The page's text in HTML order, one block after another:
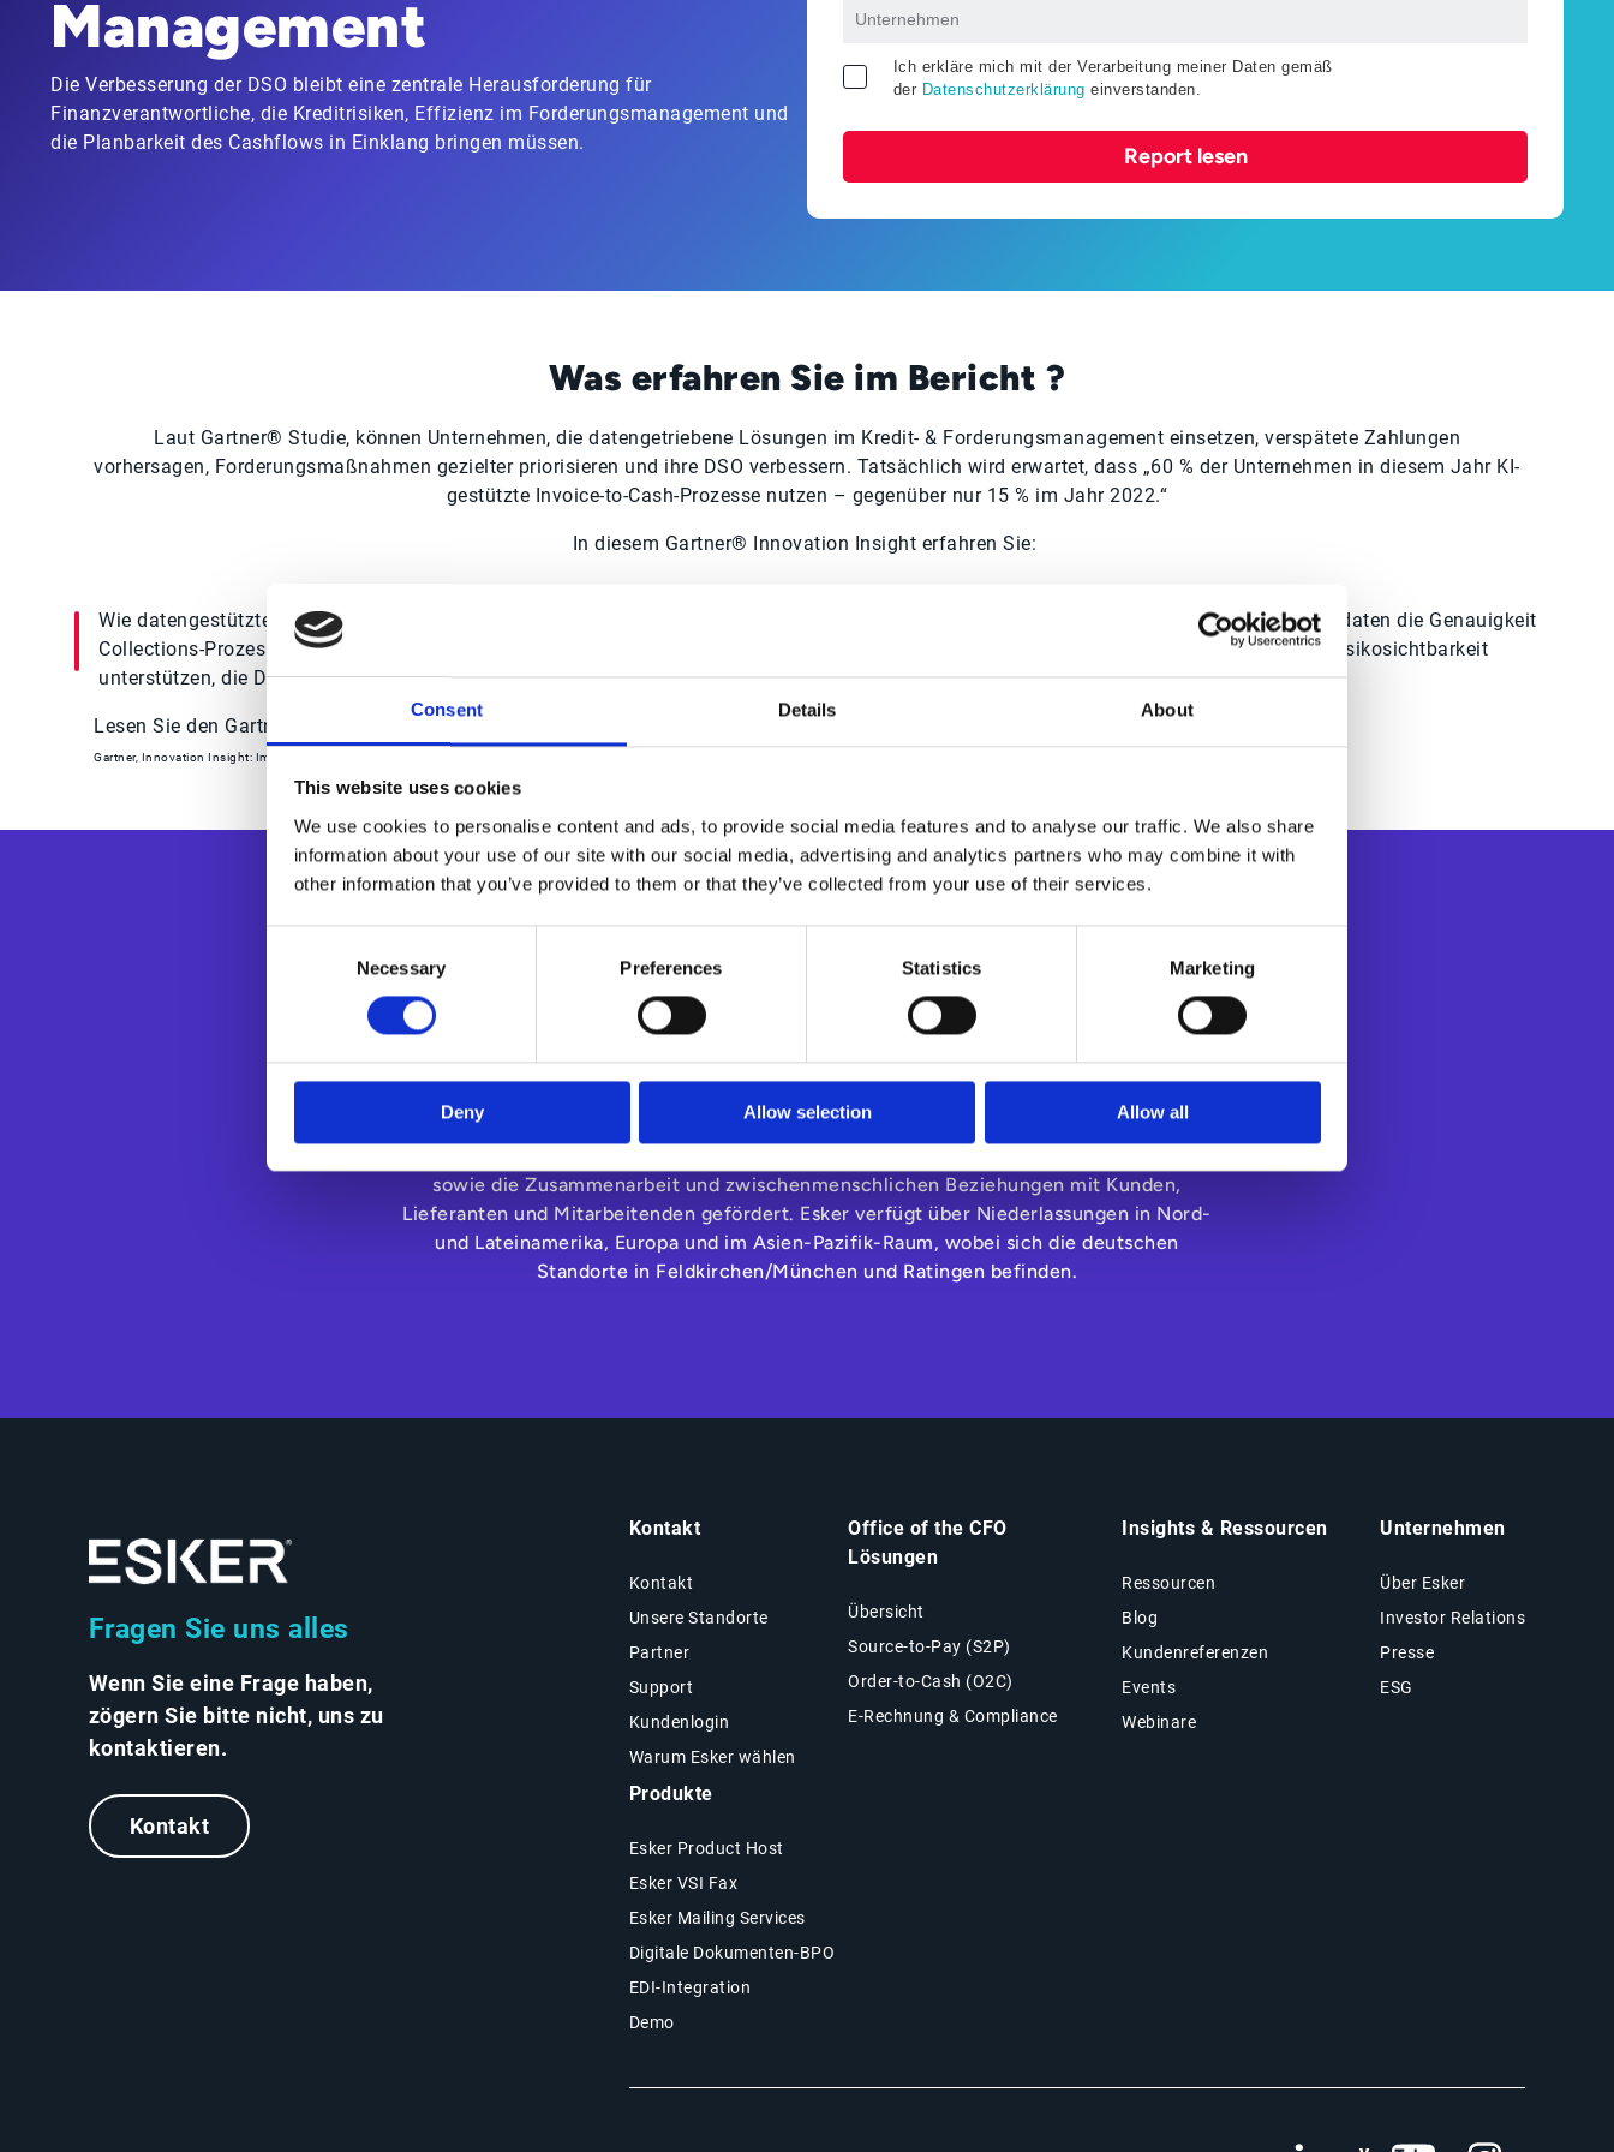
Consent Details About
This website uses cookies
We use cookies to personalise content and ads, to provide social media features and to analyse our traffic. We also share
information about your use of our site with our social media, advertising and analytics partners who may combine it with
other information that you’ve provided to them or that they’ve collected from your use of their services.
Necessary Preferences Statistics Marketing
Deny Allow selection Allow all
Management
Die Verbesserung der DSO bleibt eine zentrale Herausforderung für
Finanzverantwortliche, die Kreditrisiken, Effizienz im Forderungsmanagement und
die Planbarkeit des Cashflows in Einklang bringen müssen.
Ich erkläre mich mit der Verarbeitung meiner Daten gemäß
der Datenschutzerklärung einverstanden.
Report lesen
Was erfahren Sie im Bericht ?
Laut Gartner® Studie, können Unternehmen, die datengetriebene Lösungen im Kredit- & Forderungsmanagement einsetzen, verspätete Zahlungen
vorhersagen, Forderungsmaßnahmen gezielter priorisieren und ihre DSO verbessern. Tatsächlich wird erwartet, dass „60 % der Unternehmen in diesem Jahr KI-
gestützte Invoice-to-Cash-Prozesse nutzen – gegenüber nur 15 % im Jahr 2022.“
In diesem Gartner® Innovation Insight erfahren Sie:
Wie datengestützte Credit‑ und
Collections‑Prozesse Debitorenteams
unterstützen, die DSO zu senken
Wie Zahlungsverhaltensdaten die Genauigkeit
von Forecasts und die Risikosichtbarkeit
verbessern
Lesen Sie den Gartner® Innovation Insight: Improve DSO With Data-Driven Credit and Collections.
Gartner, Innovation Insight: Improve DSO With Data-Driven Credit and Collections, 25 April 2025, Tamara Shipley. Gartner is a trademark of Gartner, Inc. and/or its affiliates.
Über Esker
Esker ist der globale KI-Spezialist für die smarte Automatisierung von Geschäftsprozessen
optimieren die Source-to-Pay- und Order-to-Cash-Lösungen von Esker das Working
sowie die Zusammenarbeit und zwischenmenschlichen Beziehungen mit Kunden,
Lieferanten und Mitarbeitenden gefördert. Esker verfügt über Niederlassungen in Nord-
und Lateinamerika, Europa und im Asien-Pazifik-Raum, wobei sich die deutschen
Standorte in Feldkirchen/München und Ratingen befinden.
Fragen Sie uns alles
Wenn Sie eine Frage haben,
zögern Sie bitte nicht, uns zu
kontaktieren.
Kontakt
Kontakt
Kontakt
Unsere Standorte
Partner
Support
Kundenlogin
Warum Esker wählen
Office of the CFO
Lösungen
Übersicht
Source-to-Pay (S2P)
Order-to-Cash (O2C)
E-Rechnung & Compliance
Insights & Ressourcen
Ressourcen
Blog
Kundenreferenzen
Events
Webinare
Unternehmen
Über Esker
Investor Relations
Presse
ESG
Produkte
Esker Product Host
Esker VSI Fax
Esker Mailing Services
Digitale Dokumenten-BPO
EDI-Integration
Demo